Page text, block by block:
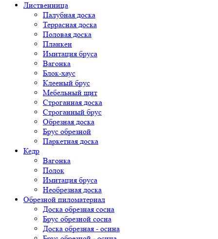
Лиственница
Палубная доска
Террасная доска
Половая доска
Планкен
Имитация бруса
Вагонка
Блок-хаус
Клееный брус
Мебельный щит
Строганная доска
Строганный брус
Обрезная доска
Брус обрезной
Паркетная доска
Кедр
Вагонка
Полок
Имитация бруса
Необрезная доска
Обрезной пиломатериал
Доска обрезная сосна
Брус обрезной сосна
Доска обрезная - осина